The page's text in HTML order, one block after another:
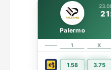
Palermo
1 X
1.58 3.75